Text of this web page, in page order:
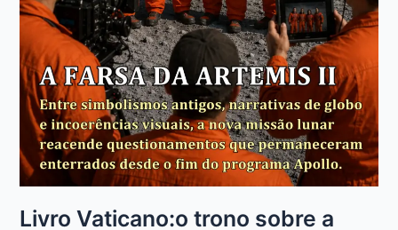
Livro Vaticano:o trono sobre a